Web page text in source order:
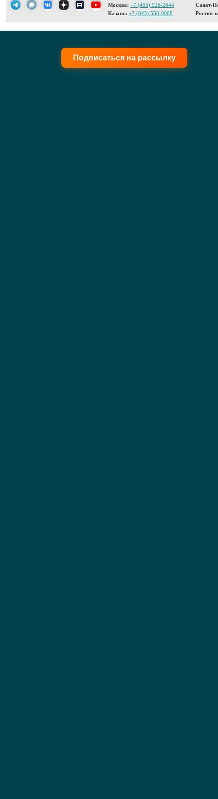
Москва: +7 (495) 926-2644
Казань: +7 (843) 558-0068
Санкт-
Ростов-
Подписаться на рассылку